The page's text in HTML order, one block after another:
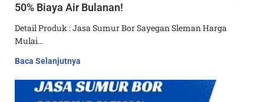
50% Biaya Air Bulanan!
Detail Produk : Jasa Sumur Bor Sayegan Sleman Harga
Mulai…
Baca Selanjutnya